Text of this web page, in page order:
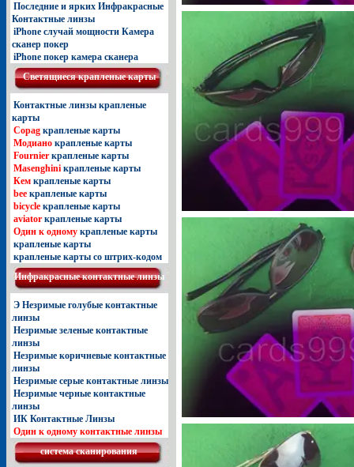
Последние и ярких Инфракрасные
Контактные линзы
iPhone случай мощности Камера
сканер покер
iPhone покер камера сканера
Светящиеcя крапленые карты
Контактные линзы крапленые
карты
Copag крапленые карты
Модианокрапленые карты
Fournierкрапленые карты
Masenghini крапленые карты
Кемкрапленые карты
beeкрапленые карты
bicycleкрапленые карты
aviatorкрапленые карты
Один к одномукрапленые карты
крапленые карты
крапленые карты со штрих-кодом
Инфракрасные контактные линзы
Э Незримые голубые контактные
линзы
Незримые зеленые контактные
линзы
Незримые коричневые контактные
линзы
Незримые серые контактные линзы
Незримые черные контактные
линзы
ИК Контактные Линзы
Один к одному контактные линзы
система сканирования